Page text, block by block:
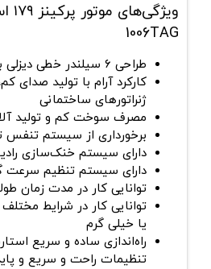
1006TAG
طراحی ۶ سیلندر خطی دیزلی با عملکرد ۴ زمانه
کارکرد آرام با تولید صدای
ژنراتورهای ساختمانی
مصرف سوخت کم و تولید
برخورداری از سیستم تنفس
دارای سیستم خنک‌سازی
دارای سیستم تنظیم سرعت
توانایی کار در مدت زمان
توانایی کار در شرایط
یا خیلی گرم
راه‌اندازی ساده و سریع
تنظیمات راحت و سریع و